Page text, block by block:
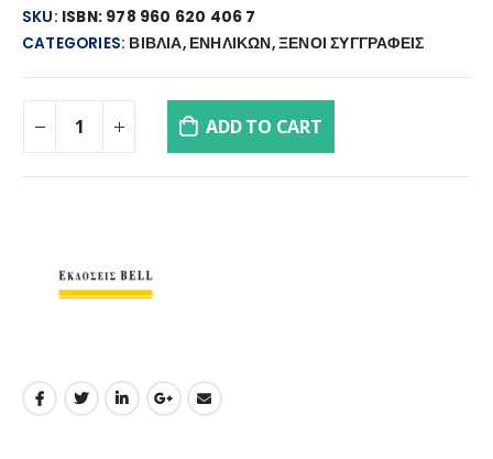
SKU: ISBN: 978 960 620 406 7
CATEGORIES: ΒΙΒΛΙΑ, ΕΝΗΛΙΚΩΝ,ΞΕΝΟΙ ΣΥΓΓΡΑΦΕΙΣ
ADD TO CART